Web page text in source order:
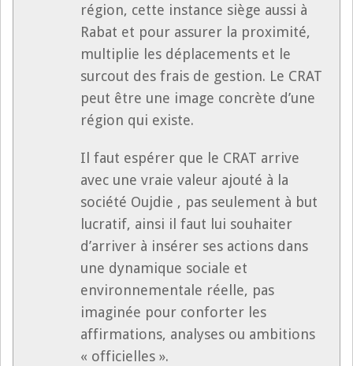
région, cette instance siège aussi à
Rabat et pour assurer la proximité,
multiplie les déplacements et le
surcout des frais de gestion. Le CRAT
peut être une image concrète d’une
région qui existe.
Il faut espérer que le CRAT arrive
avec une vraie valeur ajouté à la
société Oujdie , pas seulement à but
lucratif, ainsi il faut lui souhaiter
d’arriver à insérer ses actions dans
une dynamique sociale et
environnementale réelle, pas
imaginée pour conforter les
affirmations, analyses ou ambitions
« officielles ».